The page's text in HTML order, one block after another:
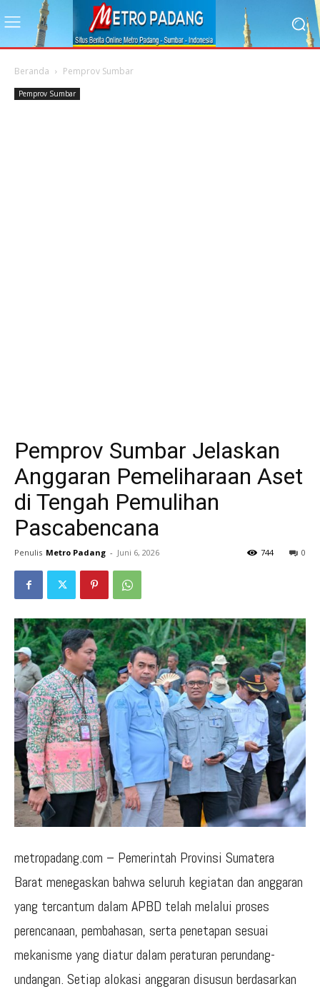
Beranda Pemprov Sumbar
Pemprov Sumbar
Pemprov Sumbar Jelaskan
Anggaran Pemeliharaan Aset
di Tengah Pemulihan
Pascabencana
Penulis Metro Padang - Juni 6, 2026 0
744
metropadang.com – Pemerintah Provinsi Sumatera
Barat menegaskan bahwa seluruh kegiatan dan anggaran
yang tercantum dalam APBD telah melalui proses
perencanaan, pembahasan, serta penetapan sesuai
mekanisme yang diatur dalam peraturan perundang-
undangan. Setiap alokasi anggaran disusun berdasarkan